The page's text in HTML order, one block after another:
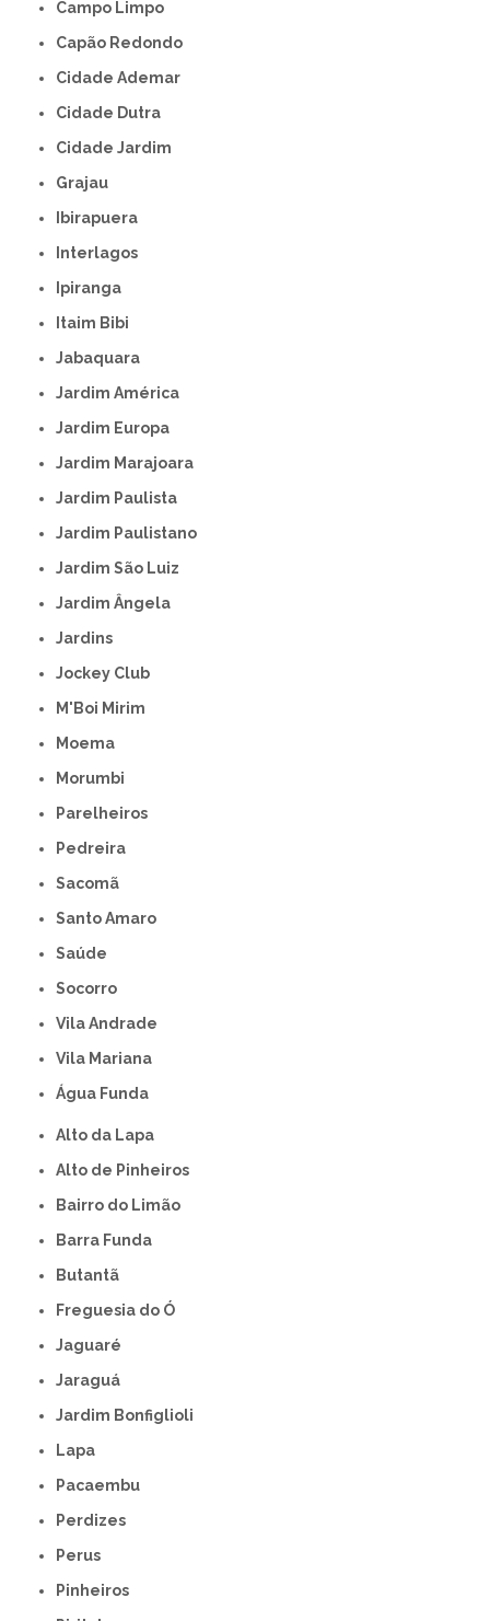
Campo Limpo
Capão Redondo
Cidade Ademar
Cidade Dutra
Cidade Jardim
Grajau
Ibirapuera
Interlagos
Ipiranga
Itaim Bibi
Jabaquara
Jardim América
Jardim Europa
Jardim Marajoara
Jardim Paulista
Jardim Paulistano
Jardim São Luiz
Jardim Ângela
Jardins
Jockey Club
M'Boi Mirim
Moema
Morumbi
Parelheiros
Pedreira
Sacomã
Santo Amaro
Saúde
Socorro
Vila Andrade
Vila Mariana
Água Funda
Alto da Lapa
Alto de Pinheiros
Bairro do Limão
Barra Funda
Butantã
Freguesia do Ó
Jaguaré
Jaraguá
Jardim Bonfiglioli
Lapa
Pacaembu
Perdizes
Perus
Pinheiros